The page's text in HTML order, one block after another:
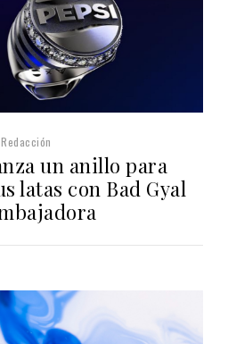
Redacción
un anillo para
latas con Bad Gyal